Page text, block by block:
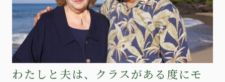
わたしと夫は、クラスがある度にモ